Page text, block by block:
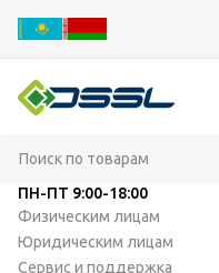
ПН-ПТ 9:00-18:00
Физическим лицам
Юридическим лицам
Сервис и поддержка